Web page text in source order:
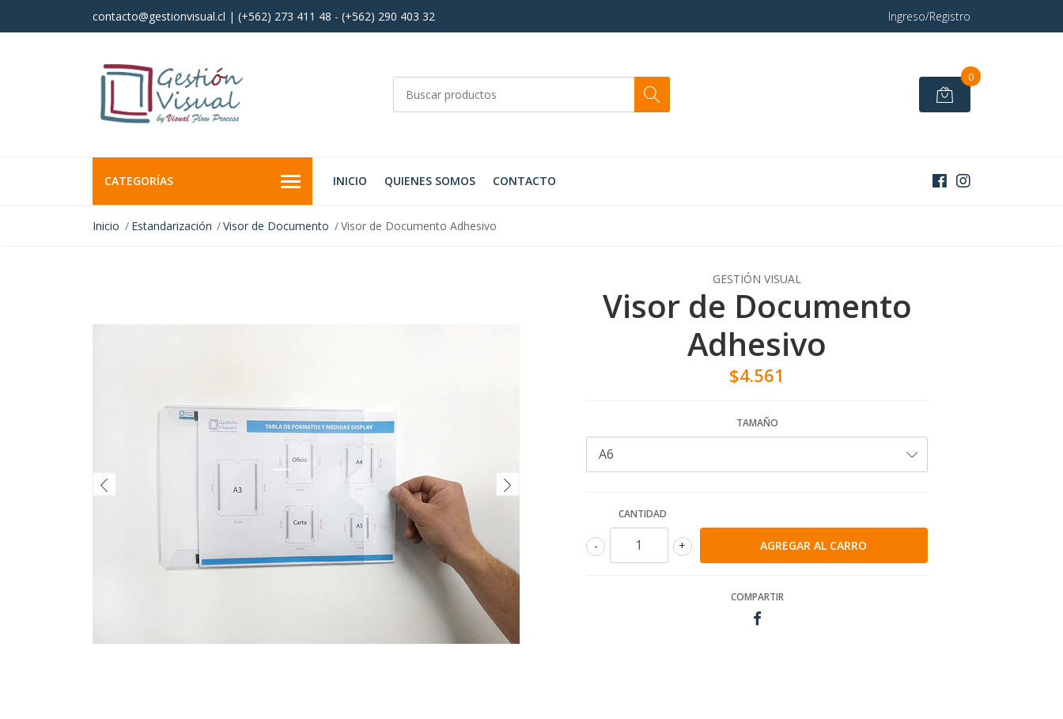
contacto@gestionvisual.cl | (+562) 273 411 48 - (+562) 290 403 32 Ingreso/Registro
0
CATEGORÍAS INICIO QUIENES SOMOS CONTACTO
Inicio Estandarización Visor de Documento Visor de Documento Adhesivo
GESTIÓN VISUAL
Visor de Documento
Adhesivo
$4.561
TAMAÑO
CANTIDAD
+
-
COMPARTIR